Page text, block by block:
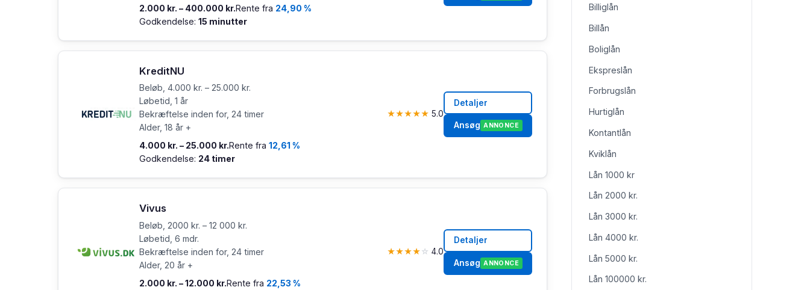
2.000 kr. – 400.000 kr.Rente fra 24,90 %
Godkendelse: 15 minutter
KreditNU
Beløb, 4.000 kr. – 25.000 kr.
Løbetid, 1 år
Bekræftelse inden for, 24 timer
Alder, 18 år +
4.000 kr. – 25.000 kr.Rente fra 12,61 %
Godkendelse: 24 timer
★★★★★ 5.0
Detaljer
Ansøg ANNONCE
Vivus
Beløb, 2000 kr. – 12 000 kr.
Løbetid, 6 mdr.
Bekræftelse inden for, 24 timer
Alder, 20 år +
2.000 kr. – 12.000 kr.Rente fra 22,53 %
★★★★☆ 4.0
Detaljer
Ansøg ANNONCE
Billiglån
Billån
Boliglån
Ekspreslån
Forbrugslån
Hurtiglån
Kontantlån
Kviklån
Lån 1000 kr
Lån 2000 kr.
Lån 3000 kr.
Lån 4000 kr.
Lån 5000 kr.
Lån 100000 kr.